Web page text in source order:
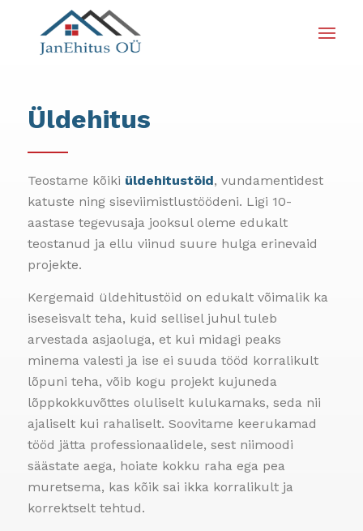
Üldehitus
Teostame kõiki üldehitustöid, vundamentidest
katuste ning siseviimistlustöödeni. Ligi 10-
aastase tegevusaja jooksul oleme edukalt
teostanud ja ellu viinud suure hulga erinevaid
projekte.
Kergemaid üldehitustöid on edukalt võimalik ka
iseseisvalt teha, kuid sellisel juhul tuleb
arvestada asjaoluga, et kui midagi peaks
minema valesti ja ise ei suuda tööd korralikult
lõpuni teha, võib kogu projekt kujuneda
lõppkokkuvõttes oluliselt kulukamaks, seda nii
ajaliselt kui rahaliselt. Soovitame keerukamad
tööd jätta professionaalidele, sest niimoodi
säästate aega, hoiate kokku raha ega pea
muretsema, kas kõik sai ikka korralikult ja
korrektselt tehtud.